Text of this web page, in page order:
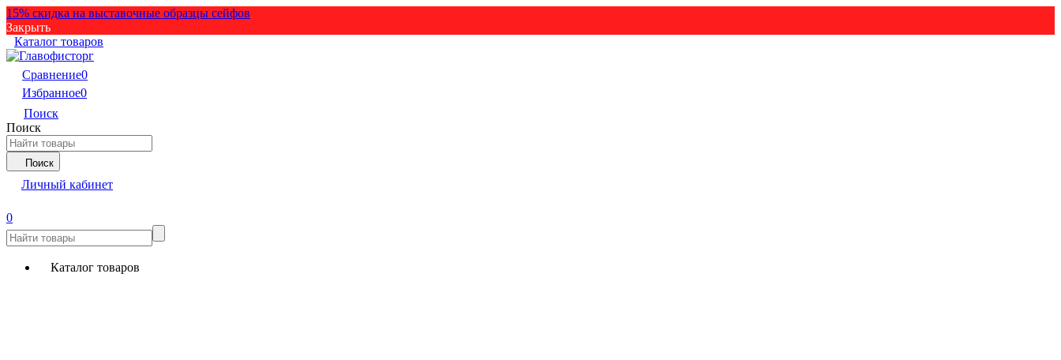
15% скидка на выставочные образцы сейфов
Закрыть
Каталог товаров
Сравнение0
Избранное0
Поиск
Поиск
Поиск
Личный кабинет
0
Каталог товаров